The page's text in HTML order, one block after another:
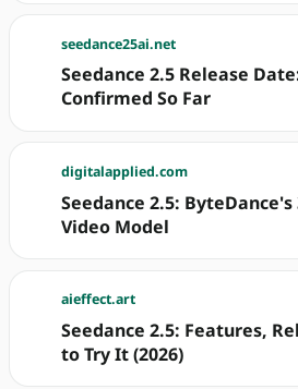
seedance25ai.net
Seedance 2.5 Release
Confirmed So Far
digitalapplied.com
Seedance 2.5: ByteDance's
Video Model
aieffect.art
Seedance 2.5: Features,
to Try It (2026)